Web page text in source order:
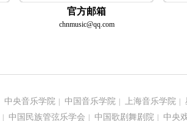
官方邮箱
chnmusic@qq.com
中央音乐学院 中国音乐学院 上海音乐学院
中国民族管弦乐学会 中国歌剧舞剧院 中央